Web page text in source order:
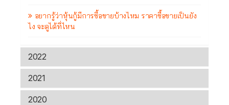
อยากรู้ว่าหุ้นกู้มีการซื้อขายบ้างไหม ราคาซื้อขายเป็นยัง
ไง จะดูได้ที่ไหน
2022
2021
2020